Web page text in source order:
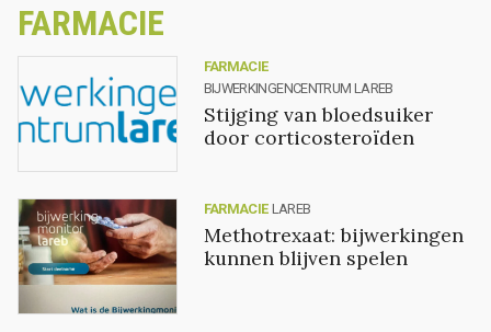
FARMACIE
FARMACIE
BIJWERKINGENCENTRUM LAREB
Stijging van bloedsuiker
door corticosteroïden
FARMACIE LAREB
Methotrexaat: bijwerkingen
kunnen blijven spelen